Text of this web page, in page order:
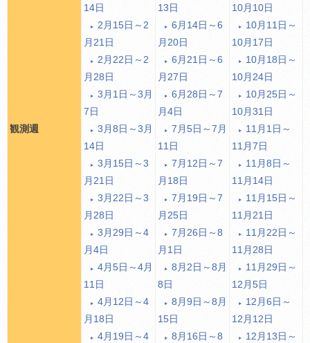
観測週
14日
2月15日～2
月21日
2月22日～2
月28日
3月1日～3月
7日
3月8日～3月
14日
3月15日～3
月21日
3月22日～3
月28日
3月29日～4
月4日
4月5日～4月
11日
4月12日～4
月18日
4月19日～4
13日
6月14日～6
月20日
6月21日～6
月27日
6月28日～7
月4日
7月5日～7月
11日
7月12日～7
月18日
7月19日～7
月25日
7月26日～8
月1日
8月2日～8月
8日
8月9日～8月
15日
8月16日～8
10月10日
10月11日～
10月17日
10月18日～
10月24日
10月25日～
10月31日
11月1日～
11月7日
11月8日～
11月14日
11月15日～
11月21日
11月22日～
11月28日
11月29日～
12月5日
12月6日～
12月12日
12月13日～